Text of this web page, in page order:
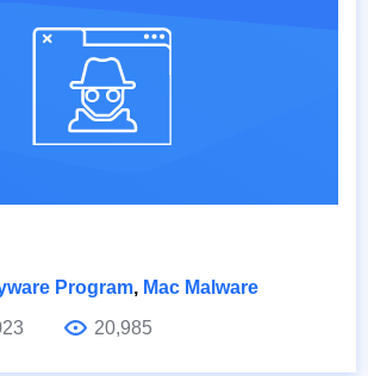
Program, Mac Malware
20,985